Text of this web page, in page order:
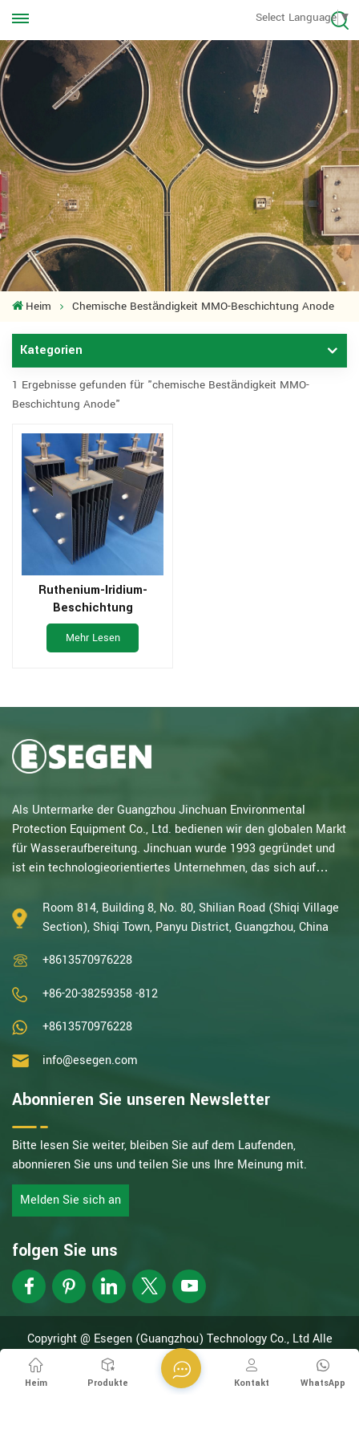
Select Language▼
Heim Chemische Beständigkeit MMO-Beschichtung Anode
Kategorien
1 Ergebnisse gefunden für "chemische Beständigkeit MMO-
Beschichtung Anode"
Ruthenium-Iridium-
Beschichtung
Reintitanelektrode zur
Wasseraufbereitung
Mehr Lesen
Als Untermarke der Guangzhou Jinchuan Environmental
Protection Equipment Co., Ltd. bedienen wir den globalen Markt
für Wasseraufbereitung. Jinchuan wurde 1993 gegründet und
ist ein technologieorientiertes Unternehmen, das sich auf
jahrzehntelanger Erfahrung in katalytischer Oxidation,
Elektrolyse, Desinfektion sowie Forschung und Entwicklung,
Wasseraufbereitungsanlagen gehören wir zu den erfahrenst...
Room 814, Building 8, No. 80, Shilian Road (Shiqi Village
Section), Shiqi Town, Panyu District, Guangzhou, China
+8613570976228
+86-20-38259358 -812
+8613570976228
info@esegen.com
Abonnieren Sie unseren Newsletter
Bitte lesen Sie weiter, bleiben Sie auf dem Laufenden,
abonnieren Sie uns und teilen Sie uns Ihre Meinung mit.
Melden Sie sich an
folgen Sie uns
Copyright @ Esegen (Guangzhou) Technology Co., Ltd Alle
Rechte vorbehalten.
Netzwerk unterstützt
XML
Datenschutzrichtlinie
Heim Produkte WhatsApp
Kontakt